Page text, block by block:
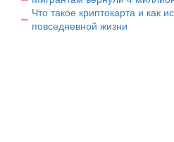
Что такое криптокарта и как
повседневной жизни